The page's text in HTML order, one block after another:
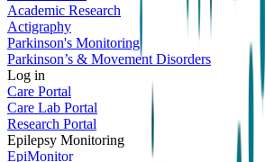
Academic Research
Actigraphy
Parkinson's Monitoring
Parkinson’s & Movement Disorders
Log in
Care Portal
Care Lab Portal
Research Portal
Epilepsy Monitoring
EpiMonitor